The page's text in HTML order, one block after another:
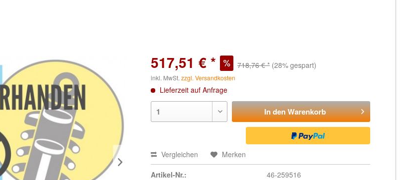
517,51 € * 718,76 € * (28% gespart)
inkl. MwSt.zzgl. Versandkosten
Lieferzeit auf Anfrage
In denWarenkorb
Vergleichen Merken
Artikel-Nr.: 46-259516